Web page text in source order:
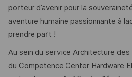
porteur d’avenir pour la
aventure humaine passionnante à
prendre part !
Au sein du service Architecture des
du Competence Center Hardware